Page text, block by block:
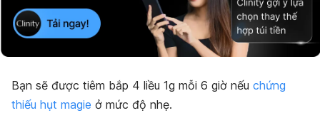
Bạn sẽ được tiêm bắp 4 liều 1g mỗi 6 giờ nếu chứng
thiếu hụt magie ở mức độ nhẹ.